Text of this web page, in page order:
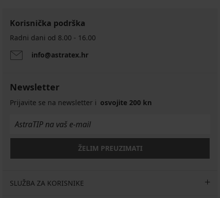
Korisnička podrška
Radni dani od 8.00 - 16.00
info@astratex.hr
Newsletter
Prijavite se na newsletter i osvojite 200 kn
ŽELIM PREUZIMATI
SLUŽBA ZA KORISNIKE